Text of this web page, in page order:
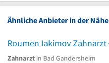
Ähnliche Anbieter in der Nähe
Roumen Iakimov Zahnarzt
Zahnarzt in Bad Gandersheim